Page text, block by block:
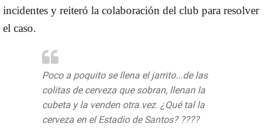
incidentes y reiteró la colaboración del club para resolver
el caso.
Poco a poquito se llena el jarrito...de las
colitas de cerveza que sobran, llenan la
cubeta y la venden otra vez. ¿Qué tal la
cerveza en el Estadio de Santos? ????